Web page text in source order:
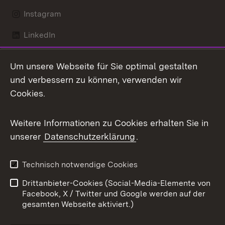
Instagram
LinkedIn
X / Twitter
Youtube
Kontakt
Datenschutz
Barrierefreiheit
Impressum
Cookies
Um unsere Webseite für Sie optimal gestalten
und verbessern zu können, verwenden wir
Cookies.
Weitere Informationen zu Cookies erhalten Sie in
unserer Datenschutzerklärung.
Technisch notwendige Cookies
Drittanbieter-Cookies (Social-Media-Elemente von
Facebook, X / Twitter und Google werden auf der
gesamten Webseite aktiviert.)